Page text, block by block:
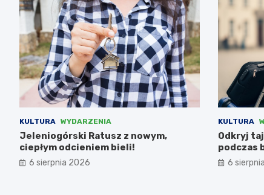
KULTURA WYDARZENIA
Jeleniogórski Ratusz z nowym,
ciepłym odcieniem bieli!
6 sierpnia 2026
KULTURA
Odkryj
podczas
6